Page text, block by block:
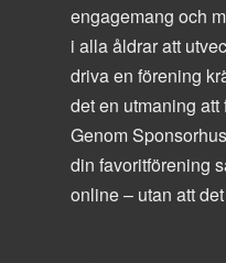
engagemang och
i alla åldrar att
driva en förening
det en utmaning
Genom
din favoritförening
online – utan att